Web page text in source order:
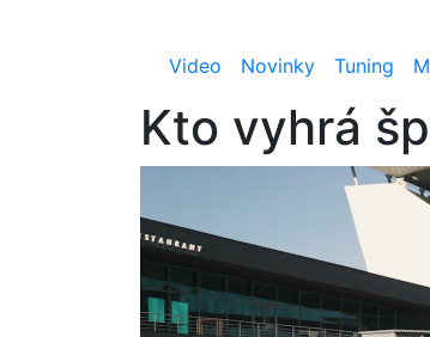
Video
Novinky Tuning
Kto vyhrá